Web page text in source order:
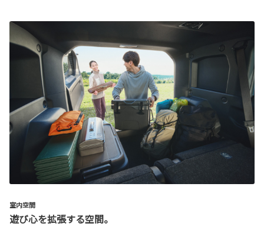
室内空間
遊び心を拡張する空間。